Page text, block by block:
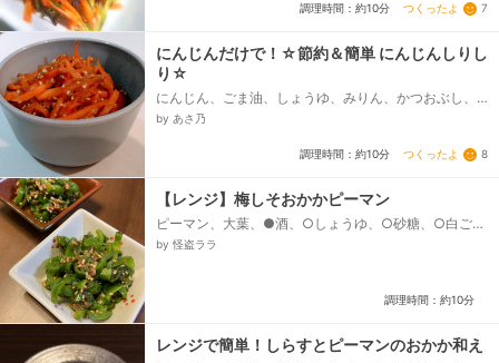
調理時間：約10分 つくったよ 7
にんじんだけで！☆節約＆簡単 にんじんしりし
り☆
にんじん、ごま油、しょうゆ、みりん、かつおぶし、
いりごま
by あさ乃
調理時間：約10分 つくったよ 8
【レンジ】梅しそおかかピーマン
ピーマン、大葉、●酒、○しょうゆ、○砂糖、○白ご
ま、○梅チューブ、○かつお節
by 怪盗ララ
調理時間：約10分
レンジで簡単！しらすとピーマンのおかか和え